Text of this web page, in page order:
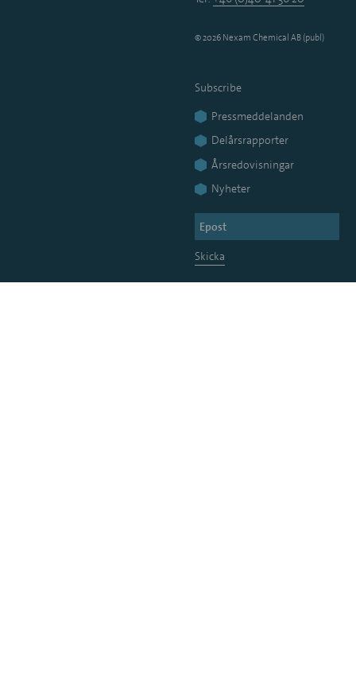
© 2026 Nexam Chemical AB (publ)
Subscribe
Pressmeddelanden
Delårsrapporter
Årsredovisningar
Nyheter